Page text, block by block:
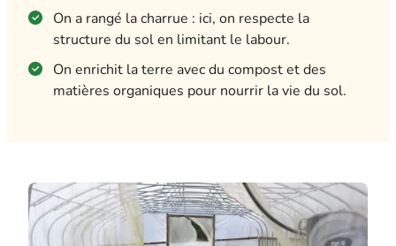
On a rangé la charrue : ici, on respecte la
structure du sol en limitant le labour.
On enrichit la terre avec du compost et des
matières organiques pour nourrir la vie du sol.